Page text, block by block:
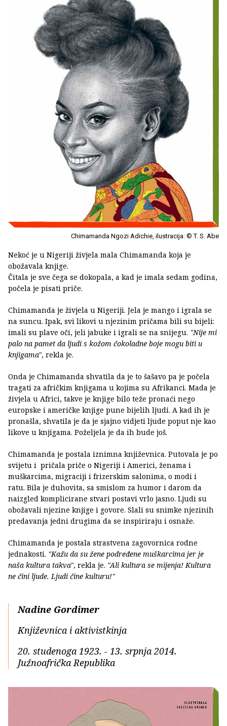
Chimamanda Ngozi Adichie, ilustracija: © T. S. Abe
Nekoć je u Nigeriji živjela mala Chimamanda koja je
obožavala knjige.
Čitala je sve čega se dokopala, a kad je imala sedam godina,
počela je pisati priče.
Chimamanda je živjela u Nigeriji. Jela je mango i igrala se
na suncu. Ipak, svi likovi u njezinim pričama bili su bijeli:
imali su plave oči, jeli jabuke i igrali se na snijegu. "Nije mi
palo na pamet da ljudi s kožom čokoladne boje mogu biti u
knjigama", rekla je.
Onda je Chimamanda shvatila da je to šašavo pa je počela
tragati za afričkim knjigama u kojima su Afrikanci. Mada je
živjela u Africi, takve je knjige bilo teže pronaći nego
europske i američke knjige pune bijelih ljudi. A kad ih je
pronašla, shvatila je da je sjajno vidjeti ljude poput nje kao
likove u knjigama. Poželjela je da ih bude još.
Chimamanda je postala iznimna književnica. Putovala je po
svijetu i pričala priče o Nigeriji i Americi, ženama i
muškarcima, migraciji i frizerskim salonima, o modi i
ratu. Bila je duhovita, sa smislom za humor i darom da
naizgled komplicirane stvari postavi vrlo jasno. Ljudi su
obožavali njezine knjige i govore. Slali su snimke njezinih
predavanja jedni drugima da se inspiriraju i osnaže.
Chimamanda je postala strastvena zagovornica rodne
jednakosti. "Kažu da su žene podređene muškarcima jer je
naša kultura takva", rekla je. "Ali kultura se mijenja! Kultura
ne čini ljude. Ljudi čine kulturu!"
Nadine Gordimer
Književnica i aktivistkinja
20. studenoga 1923. - 13. srpnja 2014.
Južnoafrička Republika